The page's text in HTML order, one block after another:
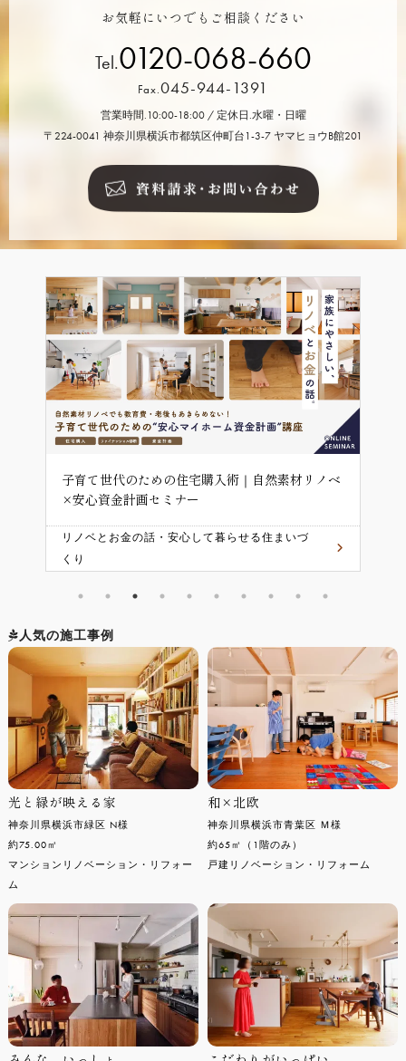
お気軽にいつでもご相談ください
Tel.0120-068-660
Fax.045-944-1391
営業時間.10:00-18:00 / 定休日.水曜・日曜
〒224-0041 神奈川県横浜市都筑区仲町台1-3-7 ヤマヒョウB館201
自宅の売却･住み替えの進め方セミナー
失敗しないマンション/戸建て住み替え成功
人気の施工事例
光と緑が映える家
神奈川県横浜市緑区 N様
約75.00㎡
和×北欧
神奈川県横浜市青葉区 Ｍ様
約65㎡（1階のみ）
戸建リノベーション・リフォーム
みんな、いっしょ こだわりがいっぱい